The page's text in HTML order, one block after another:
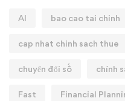
AI bao cao tai chinh
cap nhat chinh sach thue
chuyển đổi số chính
Fast Financial